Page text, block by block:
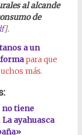
al alcande
de
].
a un
para que
más.
tiene
ayahuasca